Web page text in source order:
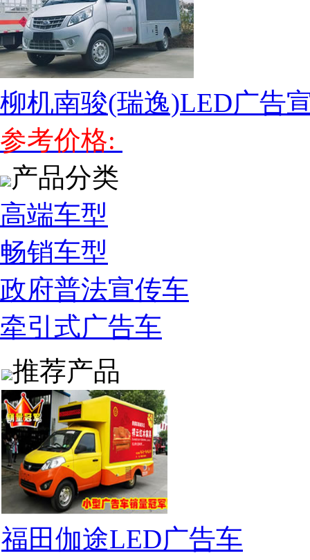
柳机南骏(瑞逸)LED广告
参考价格:
产品分类
高端车型
畅销车型
政府普法宣传车
牵引式广告车
推荐产品
福田伽途LED广告车